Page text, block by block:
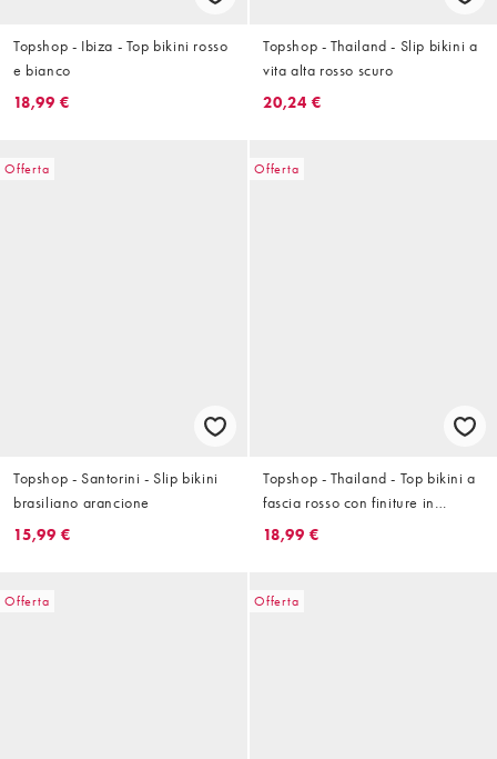
Topshop - Ibiza - Top bikini rosso
e bianco
18,99 €
Topshop - Thailand - Slip bikini a
vita alta rosso scuro
20,24 €
Offerta
Topshop - Santorini - Slip bikini
brasiliano arancione
15,99 €
Offerta
Topshop - Thailand - Top bikini a
fascia rosso con finiture in
metallo
18,99 €
Offerta Offerta